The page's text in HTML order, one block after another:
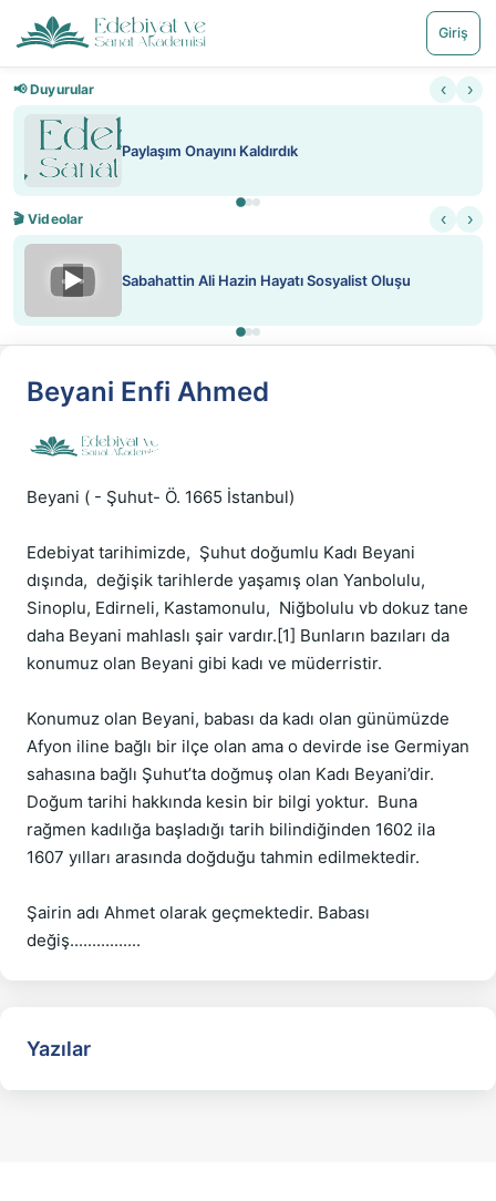
Giriş
📢 Duyurular ‹ ›
Paylaşım Onayını Kaldırdık
🎬 Videolar ‹ ›
▶ Sabahattin Ali Hazin Hayatı Sosyalist Oluşu
Beyani Enfi Ahmed
Beyani ( - Şuhut- Ö. 1665 İstanbul)
Edebiyat tarihimizde,  Şuhut doğumlu Kadı Beyani
dışında,  değişik tarihlerde yaşamış olan Yanbolulu,
Sinoplu, Edirneli, Kastamonulu,  Niğbolulu vb dokuz tane
daha Beyani mahlaslı şair vardır.[1] Bunların bazıları da
konumuz olan Beyani gibi kadı ve müderristir.
Konumuz olan Beyani, babası da kadı olan günümüzde
Afyon iline bağlı bir ilçe olan ama o devirde ise Germiyan
sahasına bağlı Şuhut’ta doğmuş olan Kadı Beyani’dir.
Doğum tarihi hakkında kesin bir bilgi yoktur.  Buna
rağmen kadılığa başladığı tarih bilindiğinden 1602 ila
1607 yılları arasında doğduğu tahmin edilmektedir.
Şairin adı Ahmet olarak geçmektedir. Babası
Yazılar